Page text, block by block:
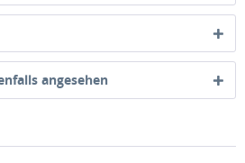
angesehen